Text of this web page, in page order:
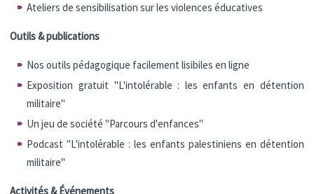
Ateliers de sensibilisation sur les violences éducatives
Outils & publications
Nos outils pédagogique facilement lisibiles en ligne
Exposition gratuit "L'intolérable : les enfants en détention
militaire"
Un jeu de société "Parcours d'enfances"
Podcast "L'intolérable : les enfants palestiniens en détention
militaire"
Activités & Événements